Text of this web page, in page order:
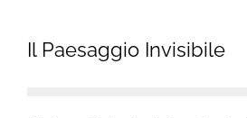
Il Paesaggio Invisibile